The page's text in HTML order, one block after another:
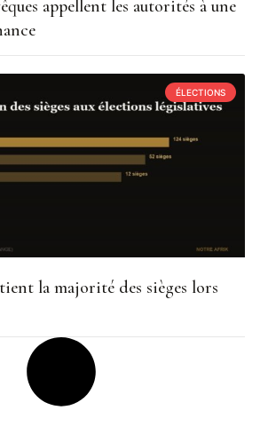
appellent les autorités à une
ÉLECTIONS
la majorité des sièges lors